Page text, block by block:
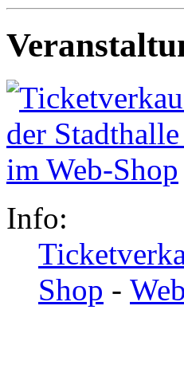
Info:
Shop -